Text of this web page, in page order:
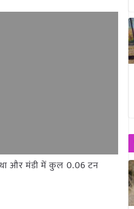
था और मंडी में कुल 0.06 टन